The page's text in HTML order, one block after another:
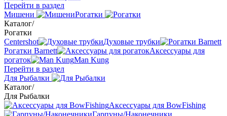
Перейти в раздел
Мишени
Рогатки
Каталог/
Рогатки
Centershot
Духовые трубки
Рогатки Barnett
Аксессуары для
рогаток
Man Kung
Перейти в раздел
Для Рыбалки
Каталог/
Для Рыбалки
Аксессуары для BowFishing
Гарпуны/Наконечники